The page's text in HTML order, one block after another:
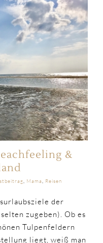
&
, Mama, Reisen
der
zugeben). Ob es
Tulpenfeldern
liegt, weiß man